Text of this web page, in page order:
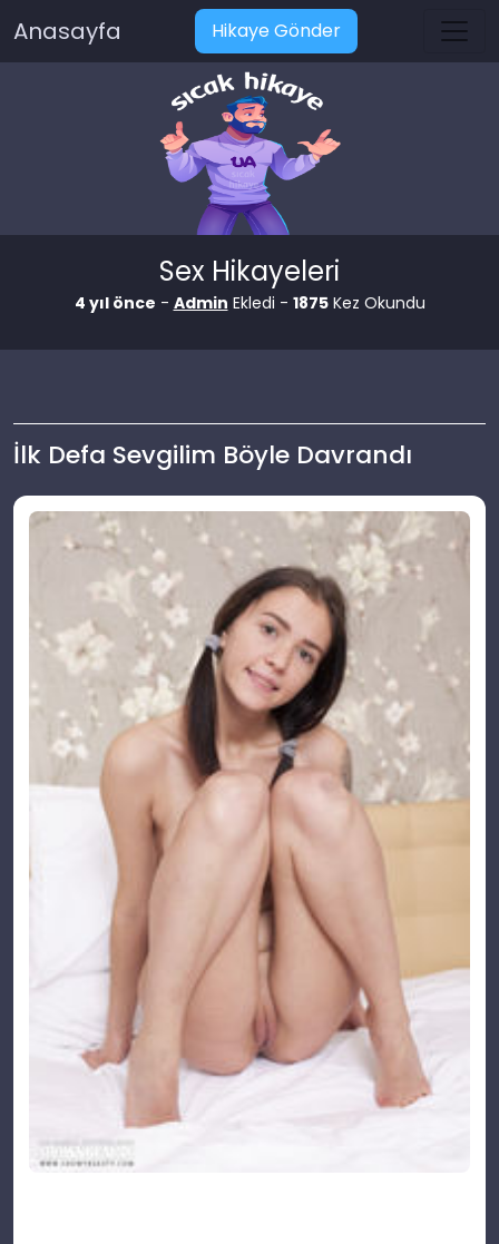
Anasayfa Hikaye Gönder
Sex Hikayeleri
4 yıl önce - Admin Ekledi - 1875Kez Okundu
İlk Defa Sevgilim Böyle Davrandı